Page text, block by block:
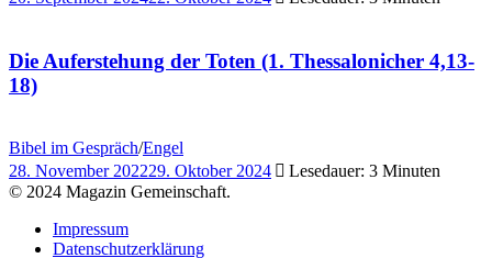
Die Auferstehung der Toten (1. Thessalonicher 4,13-
18)
Bibel im Gespräch/Engel
28. November 202229. Oktober 2024
Lesedauer: 3 Minuten
© 2024 Magazin Gemeinschaft.
Impressum
Datenschutzerklärung